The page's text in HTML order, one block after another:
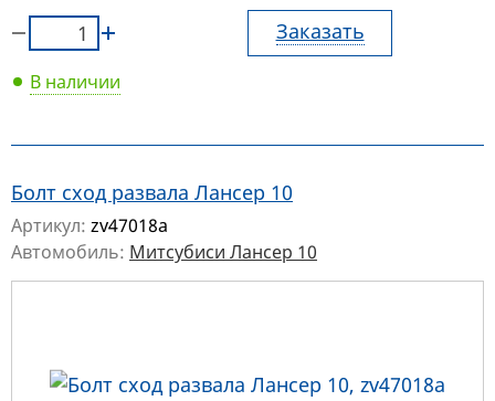
Заказать
В наличии
Болт сход развала Лансер 10
Артикул: zv47018a
Автомобиль: Митсубиси Лансер 10